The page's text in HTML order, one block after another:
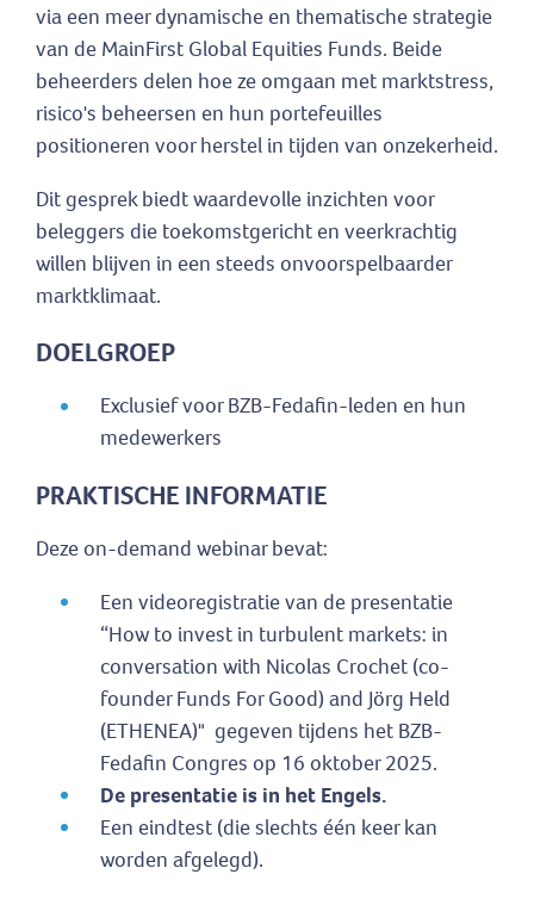
via een meer dynamische en thematische strategie
van de MainFirst Global Equities Funds. Beide
beheerders delen hoe ze omgaan met marktstress,
risico's beheersen en hun portefeuilles
positioneren voor herstel in tijden van onzekerheid.
Dit gesprek biedt waardevolle inzichten voor
beleggers die toekomstgericht en veerkrachtig
willen blijven in een steeds onvoorspelbaarder
marktklimaat.
DOELGROEP
Exclusief voor BZB-Fedafin-leden en hun
medewerkers
PRAKTISCHE INFORMATIE
Deze on-demand webinar bevat:
Een videoregistratie van de presentatie
“How to invest in turbulent markets: in
conversation with Nicolas Crochet (co-
founder Funds For Good) and Jörg Held
(ETHENEA)" gegeven tijdens het BZB-
Fedafin Congres op 16 oktober 2025.
De presentatie is in het Engels.
Een eindtest (die slechts één keer kan
worden afgelegd).